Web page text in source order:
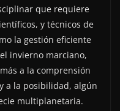
que requiere
y técnicos de
la gestión eficiente
invierno marciano,
a la comprensión
a la posibilidad, algún
multiplanetaria.